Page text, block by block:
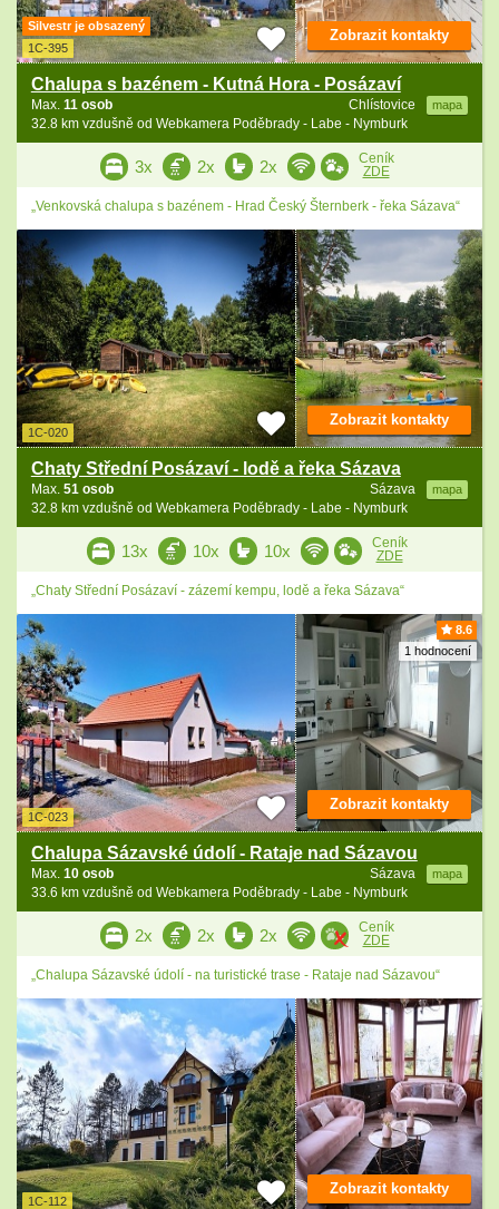
Silvestr je obsazený
1C-395
Chalupa s bazénem - Kutná Hora - Posázaví
Chlístovice mapa
Max. 11 osob
32.8 km vzdušně od Webkamera Poděbrady - Labe - Nymburk
Zobrazit kontakty
3x 2x 2x
Ceník
ZDE
„Venkovská chalupa s bazénem - Hrad Český Šternberk - řeka Sázava“
1C-020
Chaty Střední Posázaví - lodě a řeka Sázava
Sázava mapa
Max. 51 osob
32.8 km vzdušně od Webkamera Poděbrady - Labe - Nymburk
Zobrazit kontakty
13x 10x 10x
Ceník
ZDE
„Chaty Střední Posázaví - zázemí kempu, lodě a řeka Sázava“
8.6
1 hodnocení
1C-023
Chalupa Sázavské údolí - Rataje nad Sázavou
Sázava mapa
Max. 10 osob
33.6 km vzdušně od Webkamera Poděbrady - Labe - Nymburk
Zobrazit kontakty
2x 2x 2x
Ceník
ZDE
„Chalupa Sázavské údolí - na turistické trase - Rataje nad Sázavou“
1C-112
Zobrazit kontakty